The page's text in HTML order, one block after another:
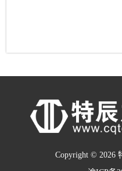
Copyright © 2026